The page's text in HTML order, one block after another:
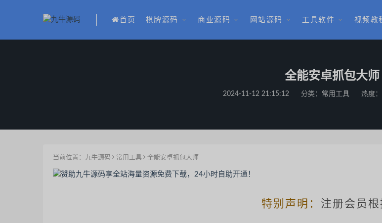
首页 棋牌源码 商业源码 网站源码 工具软件 视频教
全能安卓抓包大师
2024-11-12 21:15:12 分类： 常用工具 热度
当前位置： 九牛源码 常用工具 全能安卓抓包大师
特别声明：注册会员根据